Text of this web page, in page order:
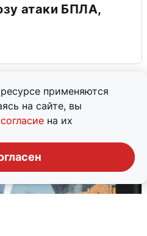
применяются
на сайте, вы
согласие на их
атаки БПЛА,